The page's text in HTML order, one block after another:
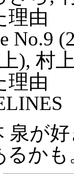
理由
No.9
), 村
理由
泉が
るかも